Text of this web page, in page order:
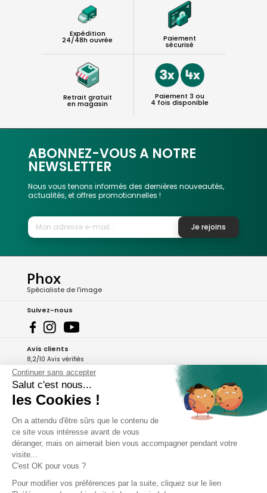
Expédition
24/48h ouvrée Paiement
sécurisé
Retrait gratuit
en magasin
Paiement 3 ou
4 fois disponible
ABONNEZ-VOUS A NOTRE
NEWSLETTER
Nous vous tenons informés des dernières nouveautés,
actualités, et offres promotionnelles !
Je rejoins
Phox
Spécialiste de l'image
Suivez-nous
Avis clients
8,2/10 Avis vérifiés
L'Appli Phox
A propos de Phox
Services et garanties
Continuer sans accepter
Salut c'est nous...
les Cookies !
On a attendu d'être sûrs que le contenu de
ce site vous intéresse avant de vous
déranger, mais on aimerait bien vous accompagner pendant votre
visite...
C'est OK pour vous ?
Pour modifier vos préférences par la suite, cliquez sur le lien